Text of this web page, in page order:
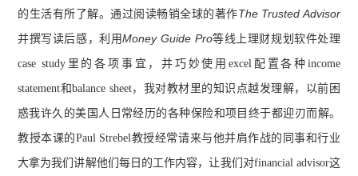
的生活有所了解。通过阅读畅销全球的著作The Trusted Advisor
并撰写读后感，利用Money Guide Pro等线上理财规划软件处理
case study里的各项事宜，并巧妙使用excel配置各种income
statement和balance sheet，我对教材里的知识点越发理解，以前困
惑我许久的美国人日常经历的各种保险和项目终于都迎刃而解。
教授本课的Paul Strebel教授经常请来与他并肩作战的同事和行业
大拿为我们讲解他们每日的工作内容，让我们对financial advisor这